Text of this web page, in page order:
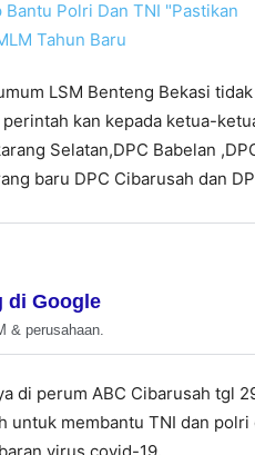
LSM Benteng Bekasi
kan kepada ketua-
Selatan,DPC Babelan
baru DPC Cibarusah dan
di Google
& perusahaan.
di perum ABC Cibarusah tgl
untuk membantu TNI dan
virus covid-19.